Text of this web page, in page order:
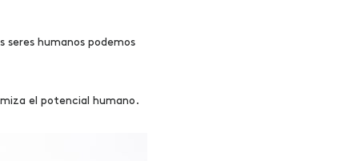
seres humanos podemos
el potencial humano.